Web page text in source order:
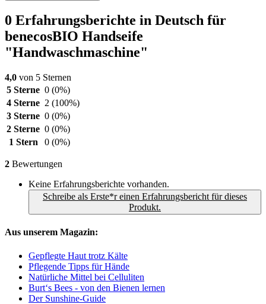
0 Erfahrungsberichte in Deutsch für
benecosBIO Handseife
"Handwaschmaschine"
4,0 von 5 Sternen
5 Sterne 0 (0%)
4 Sterne 2 (100%)
3 Sterne 0 (0%)
2 Sterne 0 (0%)
1 Stern
0 (0%)
2 Bewertungen
Keine Erfahrungsberichte vorhanden.
Schreibe als Erste*r einen Erfahrungsbericht für dieses
Produkt.
Aus unserem Magazin:
Gepflegte Haut trotz Kälte
Pflegende Tipps für Hände
Natürliche Mittel bei Celluliten
Burt‘s Bees - von den Bienen lernen
Der Sunshine-Guide